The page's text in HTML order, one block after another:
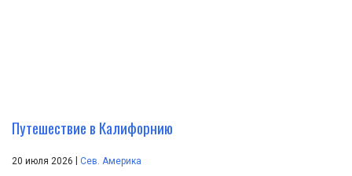
Путешествие в Калифорнию
20 июля 2026 Сев. Америка